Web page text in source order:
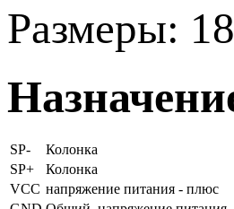
Размеры:
SP-
Колонка
SP+
Колонка
VCC напряжение питания - плюс